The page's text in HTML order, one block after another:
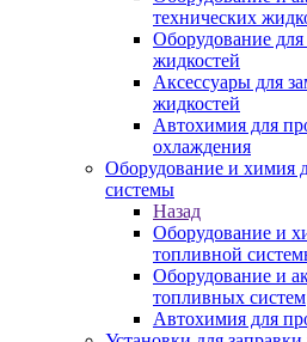
технических
Оборудование
жидкостей
Аксессуары для
жидкостей
Автохимия для
охлаждения
Оборудование и химия
системы
Назад
Оборудование и
топливной
Оборудование и
топливных систем
Автохимия для